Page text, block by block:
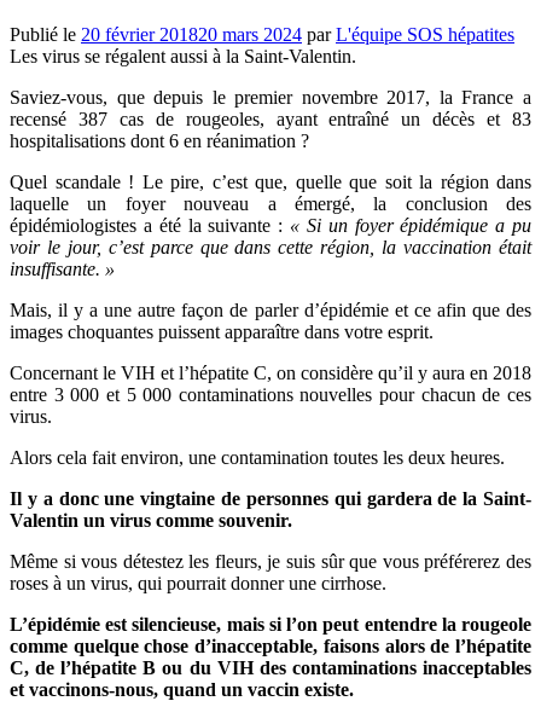
Publié le 20 février 201820 mars 2024 parL'équipe SOS hépatites
Les virus se régalent aussi à la Saint-Valentin.
Saviez-vous, que depuis le premier novembre 2017, la France a
recensé 387 cas de rougeoles, ayant entraîné un décès et 83
hospitalisations dont 6 en réanimation ?
Quel scandale ! Le pire, c’est que, quelle que soit la région dans
laquelle un foyer nouveau a émergé, la conclusion des
épidémiologistes a été la suivante : « Si un foyer épidémique a pu
voir le jour, c’est parce que dans cette région, la vaccination était
insuffisante. »
Mais, il y a une autre façon de parler d’épidémie et ce afin que des
images choquantes puissent apparaître dans votre esprit.
Concernant le VIH et l’hépatite C, on considère qu’il y aura en 2018
entre 3 000 et 5 000 contaminations nouvelles pour chacun de ces
virus.
Alors cela fait environ, une contamination toutes les deux heures.
Il y a donc une vingtaine de personnes qui gardera de la Saint-
Valentin un virus comme souvenir.
Même si vous détestez les fleurs, je suis sûr que vous préférerez des
roses à un virus, qui pourrait donner une cirrhose.
L’épidémie est silencieuse, mais si l’on peut entendre la rougeole
comme quelque chose d’inacceptable, faisons alors de l’hépatite
C, de l’hépatite B ou du VIH des contaminations inacceptables
et vaccinons-nous, quand un vaccin existe.